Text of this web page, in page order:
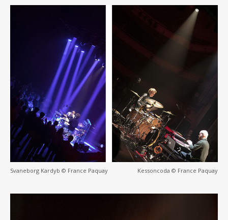
Svaneborg Kardyb © France Paquay Kessoncoda © France Paquay